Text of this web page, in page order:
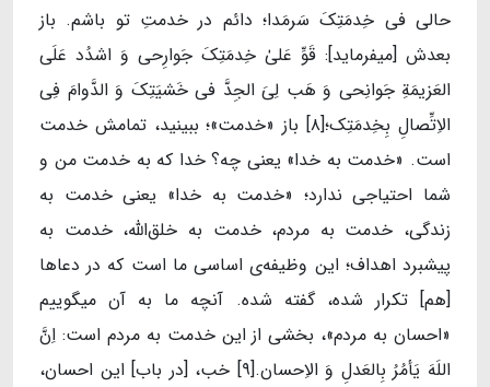
حالى فى خِدمَتِکَ سَرمَدا؛ دائم در خدمتِ تو باشم. باز
بعدش [میفرماید]: قَوِّ عَلىٰ خِدمَتِکَ جَوارِحى وَ اشدُد عَلَى
العَزیمَةِ جَوانِحى وَ هَب لِىَ الجِدَّ فى خَشیَتِکَ وَ الدَّوامَ فِى
الاِتِّصالِ بِخِدمَتِک؛[۸] باز «خدمت»؛ ببینید، تمامش خدمت
است. «خدمت به خدا» یعنی چه؟ خدا که به خدمت من و
شما احتیاجی ندارد؛ «خدمت به خدا» یعنی خدمت به
زندگی، خدمت به مردم، خدمت به خلق‌الله، خدمت به
پیشبرد اهداف؛ این وظیفه‌ی اساسی ما است که در دعاها
[هم] تکرار شده، گفته شده. آنچه ما به آن میگوییم
«احسان به مردم»، بخشی از این خدمت به مردم است: اِنَّ
اللَهَ یَأمُرُ بِالعَدلِ وَ الاِحسان.[۹] خب، [در باب] این احسان،